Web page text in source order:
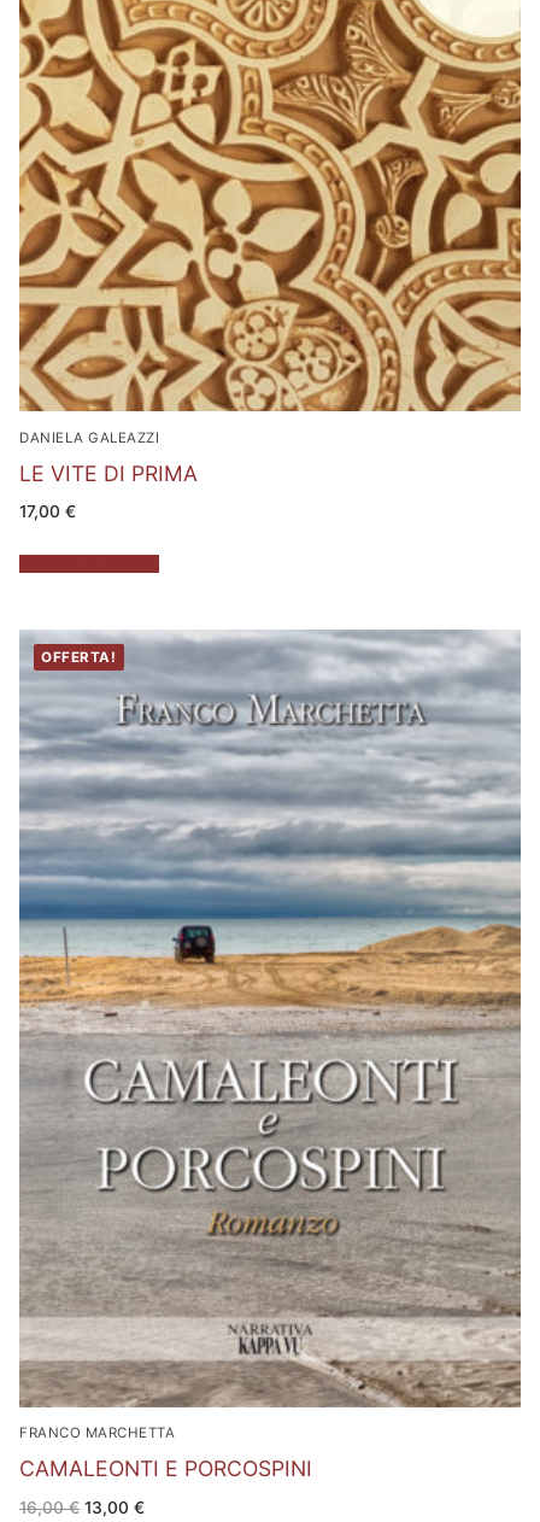
DANIELA GALEAZZI
LE VITE DI PRIMA
17,00 €
OFFERTA!
FRANCO MARCHETTA
CAMALEONTI E PORCOSPINI
16,00€ Il
13,00 €Il